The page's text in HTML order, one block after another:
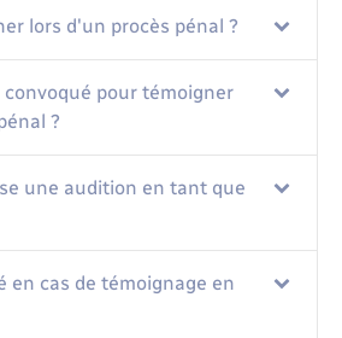
lors d'un procès pénal ?
pour témoigner
?
une audition en tant que
en cas de témoignage en